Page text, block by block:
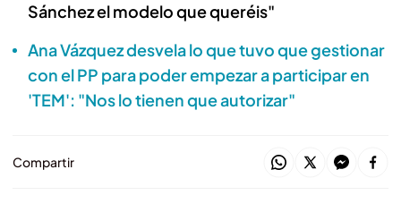
Sánchez el modelo que queréis"
Ana Vázquez desvela lo que tuvo que gestionar
con el PP para poder empezar a participar en
'TEM': "Nos lo tienen que autorizar"
Compartir